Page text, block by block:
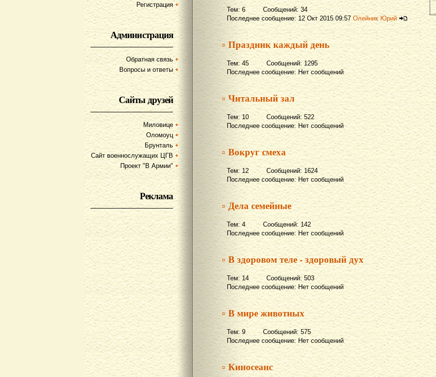
Регистрация
Администрация
Обратная связь
Вопросы и ответы
Сайты друзей
Миловице
Оломоуц
Брунталь
Сайт военнослужащих ЦГВ
Проект "В Армии"
Реклама
Тем: 6 Сообщений: 34
Последнее сообщение: 12 Окт 2015 09:57 Олейник Юрий
▫ Праздник каждый день
Тем: 45 Сообщений: 1295
Последнее сообщение: Нет сообщений
▫ Читальный зал
Тем: 10 Сообщений: 522
Последнее сообщение: Нет сообщений
▫ Вокруг смеха
Тем: 12 Сообщений: 1624
Последнее сообщение: Нет сообщений
▫ Дела семейные
Тем: 4 Сообщений: 142
Последнее сообщение: Нет сообщений
▫ В здоровом теле - здоровый дух
Тем: 14 Сообщений: 503
Последнее сообщение: Нет сообщений
▫ В мире животных
Тем: 9 Сообщений: 575
Последнее сообщение: Нет сообщений
▫ Киносеанс